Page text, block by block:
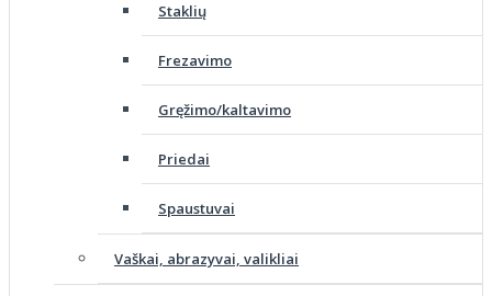
Staklių
Frezavimo
Gręžimo/kaltavimo
Priedai
Spaustuvai
Vaškai, abrazyvai, valikliai